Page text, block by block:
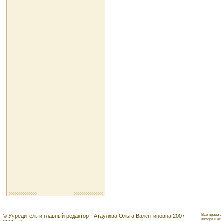
© Учредитель и главный редактор - Атаулова Ольга Валентиновна 2007 -
Все права
автора и